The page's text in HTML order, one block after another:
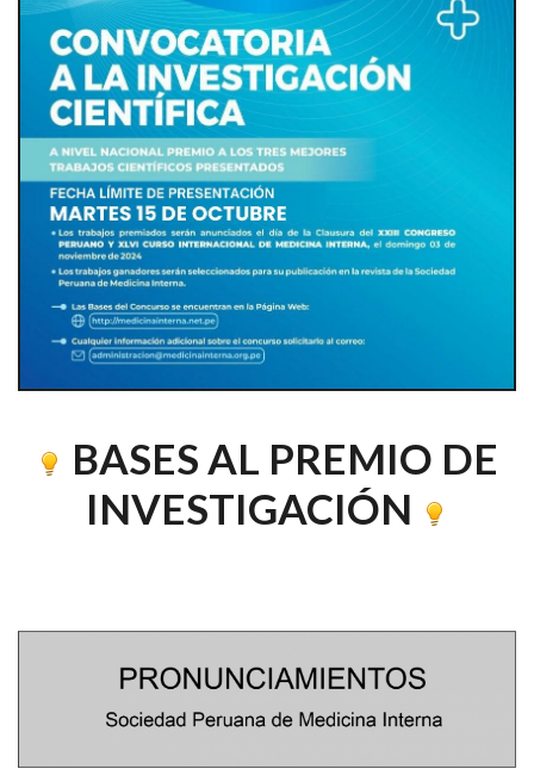
BASES AL PREMIO DE
INVESTIGACIÓN